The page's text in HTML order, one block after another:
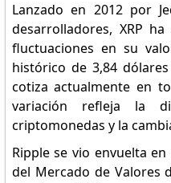
Lanzado en 2012 por
desarrolladores, XRP
fluctuaciones en su
histórico de 3,84
cotiza actualmente en
variación refleja la
criptomonedas y la
Ripple se vio envuelta
del Mercado de Valores